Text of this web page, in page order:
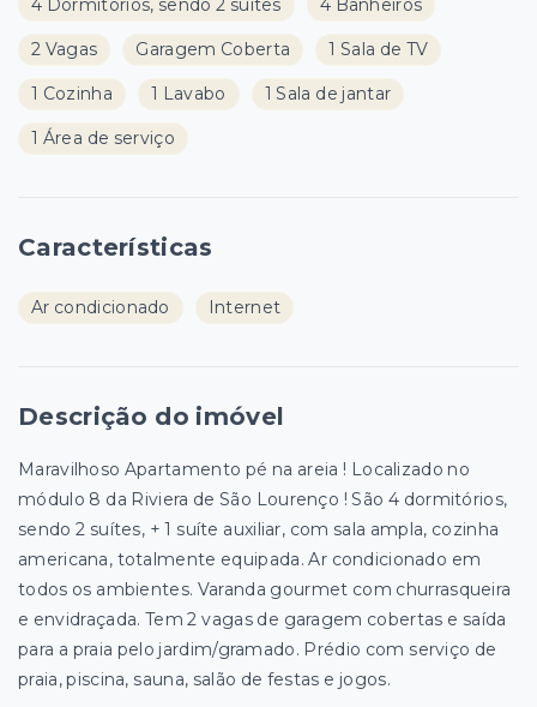
4 Dormitórios, sendo 2 suítes 4 Banheiros
2 Vagas Garagem Coberta 1 Sala de TV
1 Cozinha 1 Lavabo 1 Sala de jantar
1 Área de serviço
Características
Ar condicionado Internet
Descrição do imóvel
Maravilhoso Apartamento pé na areia ! Localizado no
módulo 8 da Riviera de São Lourenço ! São 4 dormitórios,
sendo 2 suítes, + 1 suíte auxiliar, com sala ampla, cozinha
americana, totalmente equipada. Ar condicionado em
todos os ambientes. Varanda gourmet com churrasqueira
e envidraçada. Tem 2 vagas de garagem cobertas e saída
para a praia pelo jardim/gramado. Prédio com serviço de
praia, piscina, sauna, salão de festas e jogos.